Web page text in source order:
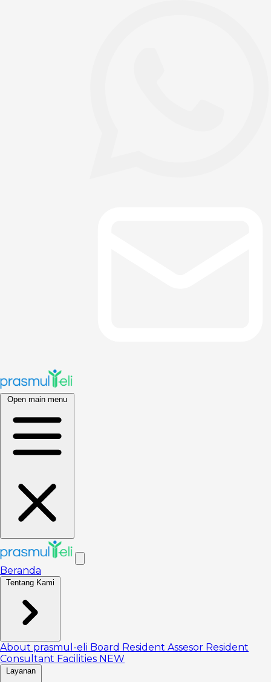
Open main menu
Beranda
Tentang Kami
About prasmul-eli Board Resident Assesor Resident
Consultant Facilities NEW
Layanan